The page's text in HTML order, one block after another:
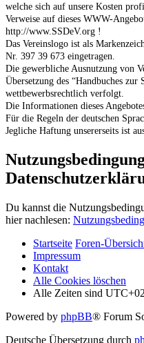
welche sich auf unsere Kosten
Verweise auf dieses WWW-
http://www.SSDeV.org !
Das Vereinslogo ist als
Nr. 397 39 673 eingetragen.
Die gewerbliche Ausnutzung von
Übersetzung des “Handbuches
wettbewerbsrechtlich verfolgt.
Die Informationen dieses
Für die Regeln der deutschen
Jegliche Haftung unsererseits ist
Du kannst die
hier nachlesen:
Startseite Foren-
Impressum
Kontakt
Alle Cookies löschen
Alle Zeiten sind
Powered by phpBB® Forum
Deutsche Übersetzung durch